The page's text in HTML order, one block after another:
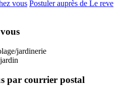
vous Postuler auprès de Le reve
jardinerie
par courrier postal